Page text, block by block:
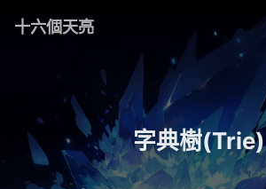
十六個天亮
字典樹(Trie)